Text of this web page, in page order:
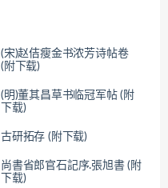
(宋)赵佶瘦金书浓芳诗帖卷
(附下载)
(明)董其昌草书临冠军帖 (附
下载)
古研拓存 (附下载)
尚書省郎官石記序.張旭書 (附
下载)